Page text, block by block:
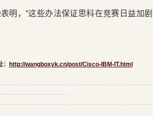
明，“这些办法保证思科在竞赛日益加剧
http://wangboxyk.cn/post/Cisco-IBM-IT.html